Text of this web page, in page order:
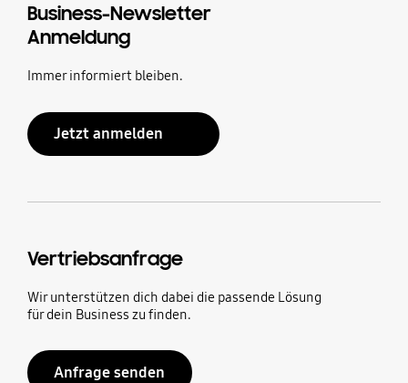
Business-Newsletter
Anmeldung
Immer informiert bleiben.
Jetzt anmelden
Vertriebsanfrage
Wir unterstützen dich dabei die passende Lösung
für dein Business zu finden.
Anfrage senden